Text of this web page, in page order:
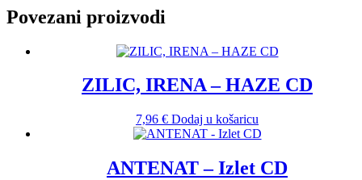
Povezani proizvodi
ZILIC, IRENA ‎– HAZE CD
7,96 € Dodaj u košaricu
ANTENAT – Izlet CD